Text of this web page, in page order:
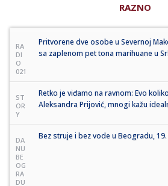
RAZNO
RA
DI
O
021
Pritvorene dve osobe u Severnoj
sa zaplenom pet tona marihuane u
ST
OR
Y
Retko je viđamo na ravnom: Evo
Aleksandra Prijović, mnogi kažu
DA
NU
BE
OG
RA
DU
Bez struje i bez vode u Beogradu,